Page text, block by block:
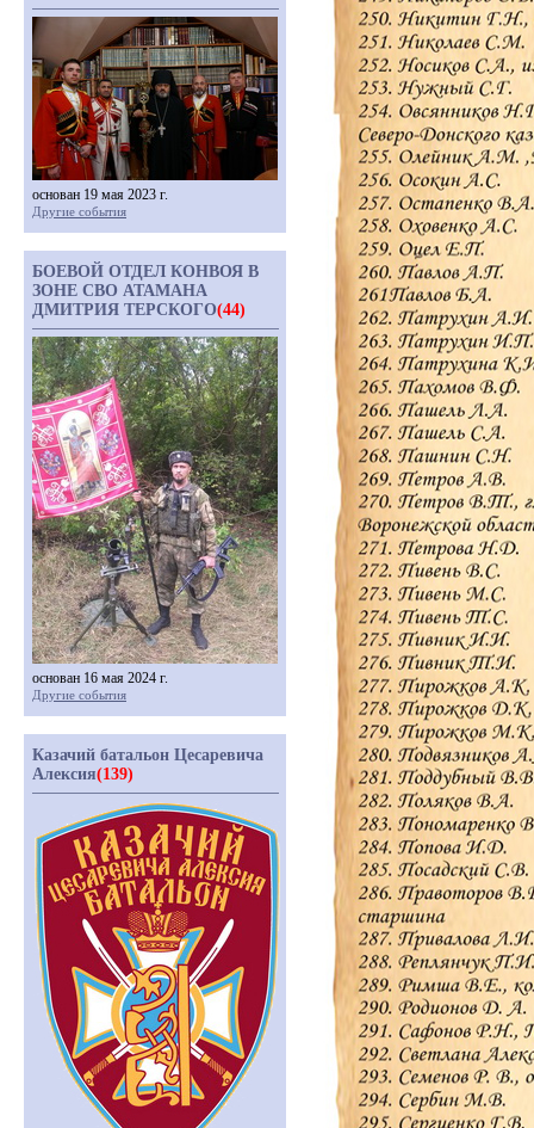
основан 19 мая 2023 г.
Другие события
БОЕВОЙ ОТДЕЛ КОНВОЯ В
ЗОНЕ СВО АТАМАНА
ДМИТРИЯ ТЕРСКОГО(44)
основан 16 мая 2024 г.
Другие события
Казачий батальон Цесаревича
Алексия(139)